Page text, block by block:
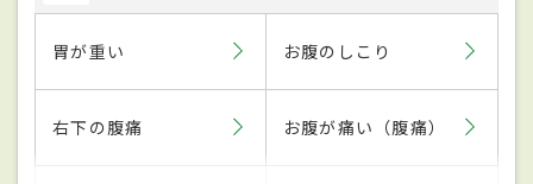
胃が重い お腹のしこり
右下の腹痛 お腹が痛い（腹痛）